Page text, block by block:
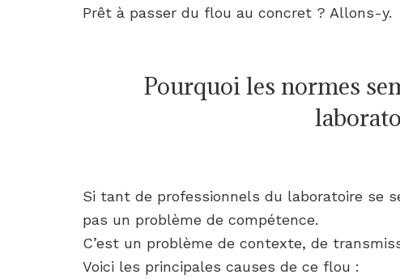
Prêt à passer du flou au concret ? Allons-y.
Pourquoi les normes
Si tant de professionnels du laboratoire se
pas un problème de compétence.
C’est un problème de contexte, de
Voici les principales causes de ce flou :